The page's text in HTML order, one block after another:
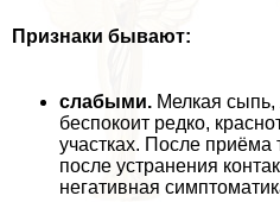
Признаки бывают:
слабыми. Мелкая сыпь,
беспокоит редко,
участках. После приёма
после устранения
негативная